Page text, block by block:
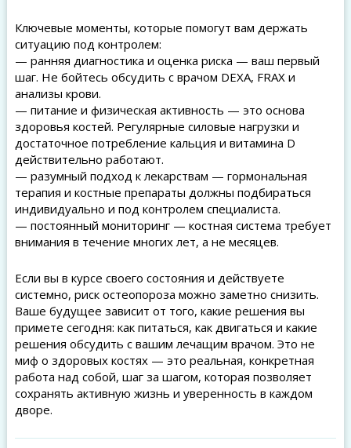
Ключевые моменты, которые помогут вам держать
ситуацию под контролем:
— ранняя диагностика и оценка риска — ваш первый
шаг. Не бойтесь обсудить с врачом DEXA, FRAX и
анализы крови.
— питание и физическая активность — это основа
здоровья костей. Регулярные силовые нагрузки и
достаточное потребление кальция и витамина D
действительно работают.
— разумный подход к лекарствам — гормональная
терапия и костные препараты должны подбираться
индивидуально и под контролем специалиста.
— постоянный мониторинг — костная система требует
внимания в течение многих лет, а не месяцев.
Если вы в курсе своего состояния и действуете
системно, риск остеопороза можно заметно снизить.
Ваше будущее зависит от того, какие решения вы
примете сегодня: как питаться, как двигаться и какие
решения обсудить с вашим лечащим врачом. Это не
миф о здоровых костях — это реальная, конкретная
работа над собой, шаг за шагом, которая позволяет
сохранять активную жизнь и уверенность в каждом
дворе.